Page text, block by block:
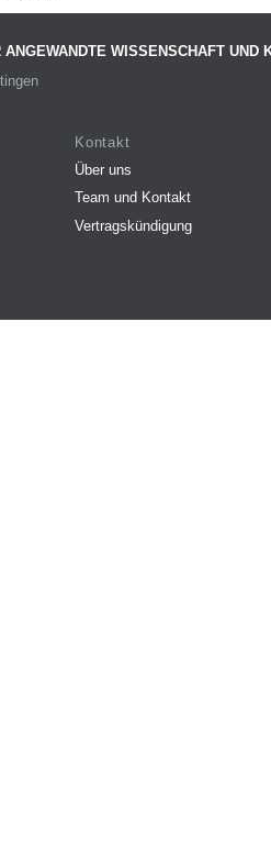
ANGEWANDTE WISSENSCHAFT UND
Kontakt
Über uns
Team und Kontakt
Vertragskündigung